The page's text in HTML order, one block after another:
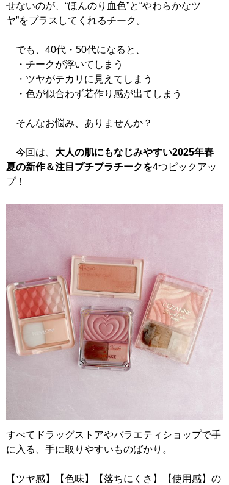
せないのが、“ほんのり血色”と“やわらかなツ
ヤ”をプラスしてくれるチーク。
でも、40代・50代になると、
・チークが浮いてしまう
・ツヤがテカリに見えてしまう
・色が似合わず若作り感が出てしまう
そんなお悩み、ありませんか？
今回は、 大人の肌にもなじみやすい2025年春
夏の新作＆注目プチプラチークを4つピックアッ
プ！
すべてドラッグストアやバラエティショップで手
に入る、手に取りやすいものばかり。
【ツヤ感】【色味】【落ちにくさ】【使用感】の